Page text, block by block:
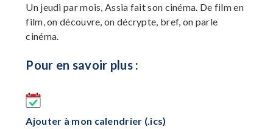
Un jeudi par mois, Assia fait son cinéma. De film en
film, on découvre, on décrypte, bref, on parle
cinéma.
Pour en savoir plus :
Ajouter à mon calendrier (.ics)